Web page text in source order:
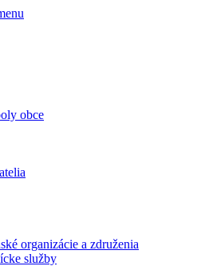
obce
organizácie a združenia
služby